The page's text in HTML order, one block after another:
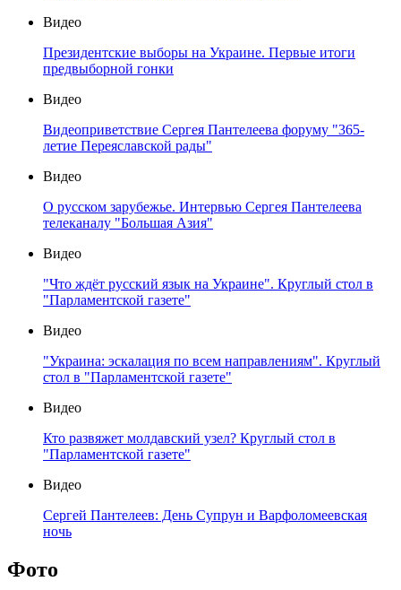
Видео
Президентские выборы на Украине. Первые итоги
предвыборной гонки
Видео
Видеоприветствие Сергея Пантелеева форуму "365-
летие Переяславской рады"
Видео
О русском зарубежье. Интервью Сергея Пантелеева
телеканалу "Большая Азия"
Видео
"Что ждёт русский язык на Украине". Круглый стол в
"Парламентской газете"
Видео
"Украина: эскалация по всем направлениям". Круглый
стол в "Парламентской газете"
Видео
Кто развяжет молдавский узел? Круглый стол в
"Парламентской газете"
Видео
Сергей Пантелеев: День Супрун и Варфоломеевская
ночь
Фото